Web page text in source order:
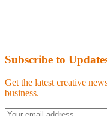
Subscribe to
Get the latest creative
business.